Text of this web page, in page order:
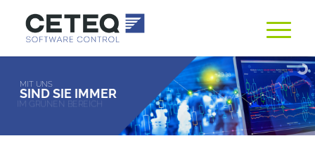
IM GRÜNEN BEREICH
SIND SIE IMMER
MIT UNS